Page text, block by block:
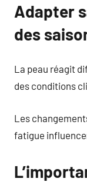
Adapter
des
La peau réagit
des conditions
Les
fatigue